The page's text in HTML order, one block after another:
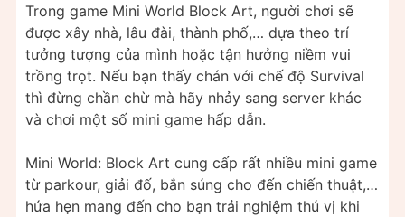
Trong game Mini World Block Art, người chơi sẽ
được xây nhà, lâu đài, thành phố,… dựa theo trí
tưởng tượng của mình hoặc tận hưởng niềm vui
trồng trọt. Nếu bạn thấy chán với chế độ Survival
thì đừng chần chừ mà hãy nhảy sang server khác
và chơi một số mini game hấp dẫn.
Mini World: Block Art cung cấp rất nhiều mini game
từ parkour, giải đố, bắn súng cho đến chiến thuật,…
hứa hẹn mang đến cho bạn trải nghiệm thú vị khi